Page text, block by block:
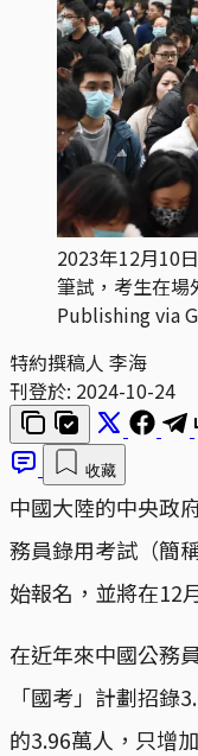
2023年12月10
筆試，考生在
Publishing via
特約撰稿人 李海
刊登於: 2024-10-24
收藏
中國大陸的中央政
務員錄用考試（簡
始報名，並將在12
在近年來中國公務
「國考」計劃招錄
的3.96萬人，只增